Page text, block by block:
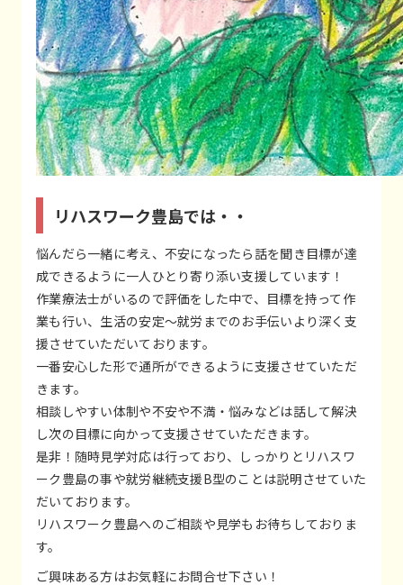
リハスワーク豊島では・・
悩んだら一緒に考え、不安になったら話を聞き目標が達
成できるように一人ひとり寄り添い支援しています！
作業療法士がいるので評価をした中で、目標を持って作
業も行い、生活の安定～就労までのお手伝いより深く支
援させていただいております。
一番安心した形で通所ができるように支援させていただ
きます。
相談しやすい体制や不安や不満・悩みなどは話して解決
し次の目標に向かって支援させていただきます。
是非！随時見学対応は行っており、しっかりとリハスワ
ーク豊島の事や就労継続支援B型のことは説明させていた
だいております。
リハスワーク豊島へのご相談や見学もお待ちしておりま
す。
ご興味ある方はお気軽にお問合せ下さい！